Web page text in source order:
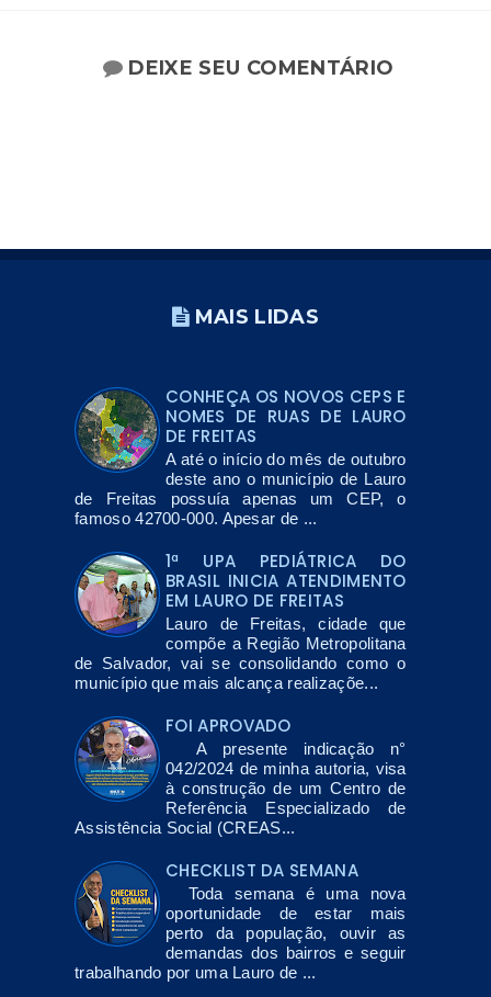
DEIXE SEU COMENTÁRIO
MAIS LIDAS
CONHEÇA OS NOVOS CEPS E
NOMES DE RUAS DE LAURO
DE FREITAS
A até o início do mês de outubro
deste ano o município de Lauro
de Freitas possuía apenas um CEP, o
famoso 42700-000. Apesar de ...
1ª UPA PEDIÁTRICA DO
BRASIL INICIA ATENDIMENTO
EM LAURO DE FREITAS
Lauro de Freitas, cidade que
compõe a Região Metropolitana
de Salvador, vai se consolidando como o
município que mais alcança realizaçõe...
FOI APROVADO
A presente indicação n°
042/2024 de minha autoria, visa
à construção de um Centro de
Referência Especializado de
Assistência Social (CREAS...
CHECKLIST DA SEMANA
Toda semana é uma nova
oportunidade de estar mais
perto da população, ouvir as
demandas dos bairros e seguir
trabalhando por uma Lauro de ...